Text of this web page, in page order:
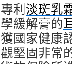
利淡斑乳
緩解膏的
國家健康
堅固非常